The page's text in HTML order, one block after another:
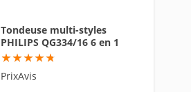
Tondeuse multi-styles
PHILIPS QG334/16 6 en 1
95
PrixAvis